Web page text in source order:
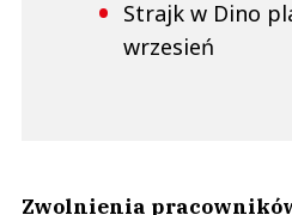
Strajk w Dino
wrzesień
Zwolnienia